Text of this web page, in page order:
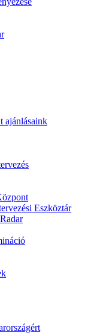
ajánlásaink
Eszköztár